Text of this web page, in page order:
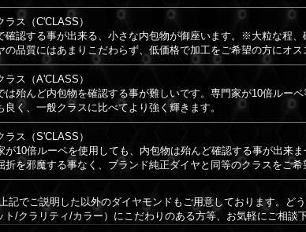
ラス（C'CLASS）
確認する事が出来る、小さな内包物が御座います。※大粒な程、
の品質にはあまりこだわらず、低価格で加工をご希望の方にオス
ラス（A'CLASS）
は殆んど内包物を確認する事が難しいです。専門家が10倍ルーペ
良く、一般クラスに比べてより強く輝きます。
ラス（S'CLASS）
が10倍ルーペを使用しても、内包物は殆んど確認する事が出来
折を邪魔する事なく、ブランド純正ダイヤと同等のクラスをご希
記でご説明した以外のダイヤモンドもご用意しております。ど
ト/クラリティ/カラー）にこだわりのある方等、お気軽にご相談下